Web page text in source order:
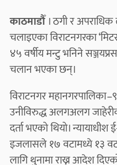
काठमाडौँ। ठगी र
चलाइएका विराटनगरका
४५ वर्षीय मन्टु भनिने
चलान भएका छन्।
विराटनगर
उनीविरुद्ध अलगअलग
दर्ता भएको थियो। न्यायाधीश
इजलासले १७ वटामध्ये १३ वटा
लागि थुनामा राख्न आदेश